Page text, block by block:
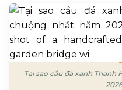
Tại sao cầu đá xanh